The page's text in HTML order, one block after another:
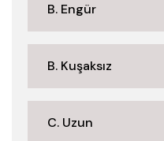
B. Engür
B. Kuşaksız
C. Uzun